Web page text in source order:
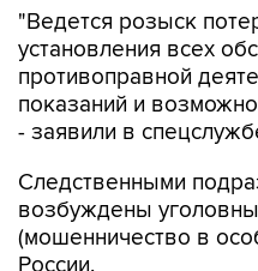
"Ведется розыск
установления всех
противоправной
показаний и
- заявили в
Следственными
возбуждены
(мошенничество в